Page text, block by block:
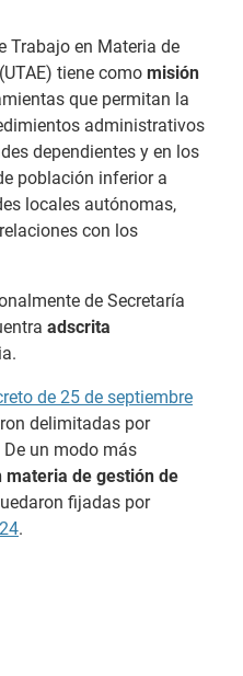
Trabajo en Materia de
tiene como misión
que permitan la
administrativos
dependientes y en los
población inferior a
locales autónomas,
con los
de Secretaría
adscrita
de 25 de septiembre
delimitadas por
De un modo más
materia de gestión de
fijadas por
.